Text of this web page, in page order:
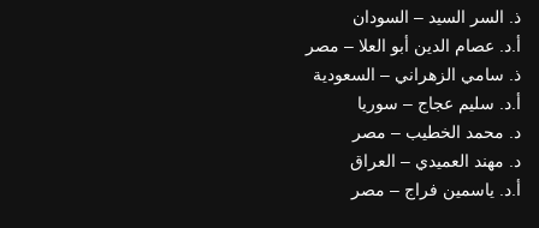
ذ. السر السيد – السودان
أ.د. عصام الدين أبو العلا – مصر
ذ. سامي الزهراني – السعودية
أ.د. سليم عجاج – سوريا
د. محمد الخطيب – مصر
د. مهند العميدي – العراق
أ.د. ياسمين فراج – مصر